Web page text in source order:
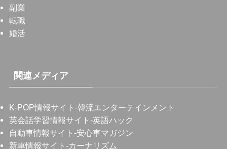
副業
転職
婚活
関連メディア
K-POP情報サイト -韓流エンターテインメント
英会話学習情報サイト -英語ハック
自動車情報サイト -安心車マガジン
新車情報サイト -カーナリズム